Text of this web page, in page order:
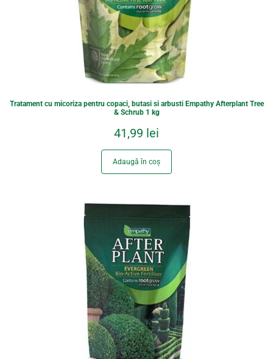
Tratament cu micoriza pentru copaci, butasi si arbusti Empathy Afterplant Tree
& Schrub 1 kg
41,99 lei
Adaugă în coș